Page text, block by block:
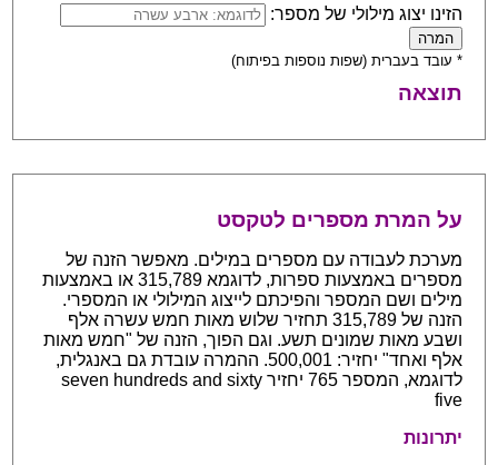
הזינו יצוג מילולי של מספר:
* עובד בעברית (שפות נוספות בפיתוח)
תוצאה
על המרת מספרים לטקסט
מערכת לעבודה עם מספרים במילים. מאפשר הזנה של
מספרים באמצעות ספרות, לדוגמא 315,789 או באמצעות
מילים ושם המספר והפיכתם לייצוג המילולי או המספרי.
הזנה של 315,789 תחזיר שלוש מאות חמש עשרה אלף
ושבע מאות שמונים תשע. וגם הפוך, הזנה של "חמש מאות
אלף ואחד" יחזיר: 500,001. ההמרה עובדת גם באנגלית,
לדוגמא, המספר 765 יחזיר seven hundreds and sixty
five
יתרונות